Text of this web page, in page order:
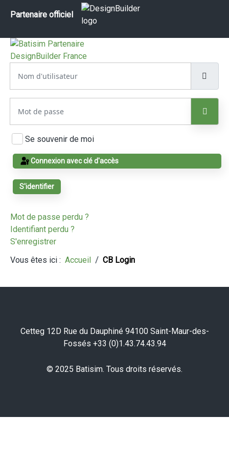
Partenaire officiel
Se souvenir de moi
Connexion avec clé d'accès
S'identifier
Mot de passe perdu ?
Identifiant perdu ?
S'enregistrer
Vous êtes ici : Accueil CB Login
Cetteg 12D Rue du Dauphiné 94100 Saint-Maur-des-
Fossés +33 (0)1.43.74.43.94
© 2025 Batisim. Tous droits réservés.